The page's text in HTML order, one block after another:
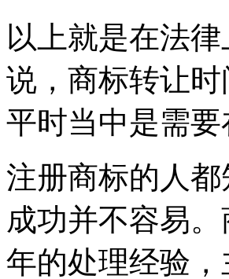
以上就是在法
说，商标转让
平时当中是需
注册商标的人
成功并不容易
年的处理经验